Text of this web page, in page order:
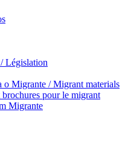
Législation
o Migrante / Migrant materials
pour le migrant
Migrante